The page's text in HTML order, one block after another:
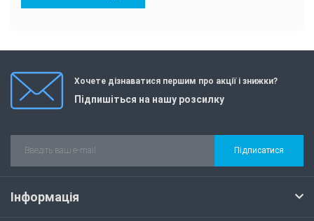
Хочете дізнаватися першим про акції і знижки?
Підпишіться на нашу розсилку
Підписатися
Інформація